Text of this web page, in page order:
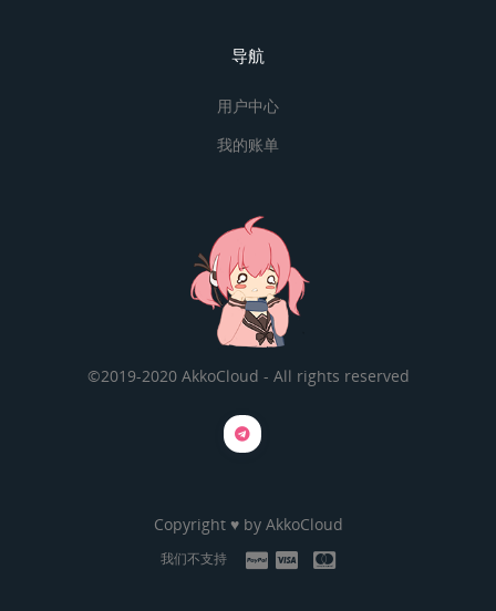
导航
用户中心
我的账单
©2019-2020 AkkoCloud - All rights reserved
Copyright ♥ by AkkoCloud
我们不支持